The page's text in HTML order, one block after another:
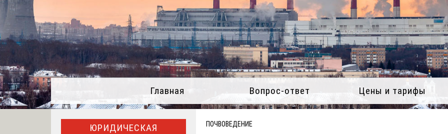
Главная Вопрос-ответ Цены и тарифы
ПОЧВОВЕДЕНИЕ
ЮРИДИЧЕСКАЯ